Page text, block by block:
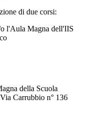
di due corsi:
l'Aula Magna dell'IIS
della Scuola
Carrubbio n° 136